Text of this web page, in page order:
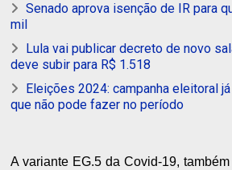
Senado aprova isenção de IR para
mil
Lula vai publicar decreto de novo
deve subir para R$ 1.518
Eleições 2024: campanha eleitoral
que não pode fazer no período
A variante EG.5 da Covid-19,